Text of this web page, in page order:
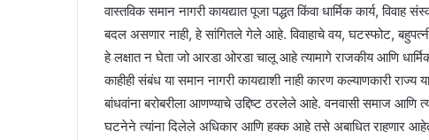
वास्तविक समान नागरी कायद्यात पूजा पद्धत किंवा धार्मिक कार्य, विवाह
बदल असणार नाही, हे सांगितले गेले आहे. विवाहाचे वय, घटस्फोट,
हे लक्षात न घेता जो आरडा ओरडा चालू आहे त्यामागे राजकीय आणि
काहीही संबंध या समान नागरी कायद्याशी नाही कारण कल्याणकारी
बांधवांना बरोबरीला आणण्याचे उद्दिष्ट ठरलेले आहे. वनवासी समाज आणि
घटनेने त्यांना दिलेले अधिकार आणि हक्क आहे तसे अबाधित राहणार आहेत